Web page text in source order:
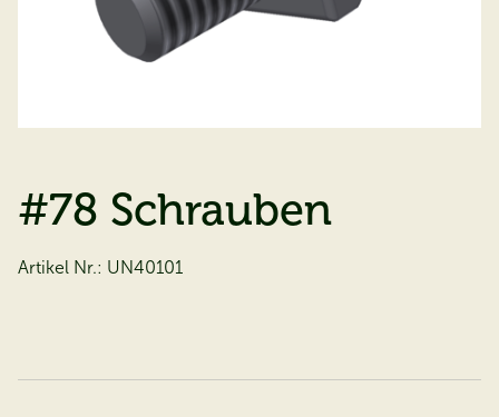
#78 Schrauben
Artikel Nr.: UN40101